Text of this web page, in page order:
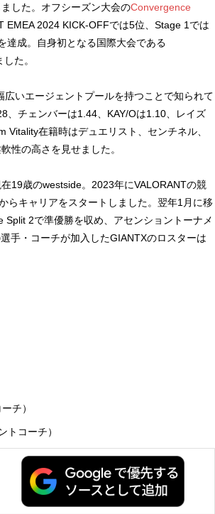
した。オフシーズン大会のConvergence
EMEA 2024 KICK-OFFでは5位、Stage 1では
達成。自身初となる国際大会である
た。
いエージェントプールを持つことで知られて
、チェンバーは1.44、KAY/Oは1.10、レイズ
在籍時はデュエリスト、センチネル、
性の高さを見せました。
19歳のwestside。2023年にVALORANTの競
らキャリアをスタートしました。翌年1月に移
2で準優勝を収め、アセンショントーナメ
手・コーチが加入したGIANTXのロスターは
チ）
コーチ）